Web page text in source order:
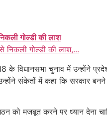
गोल्डी की लाश
निकली गोल्डी की लाश,...
चुनाव में उन्होंने
संकेतों में कहा कि सरकार
को मजबूत करने पर ध्यान देना